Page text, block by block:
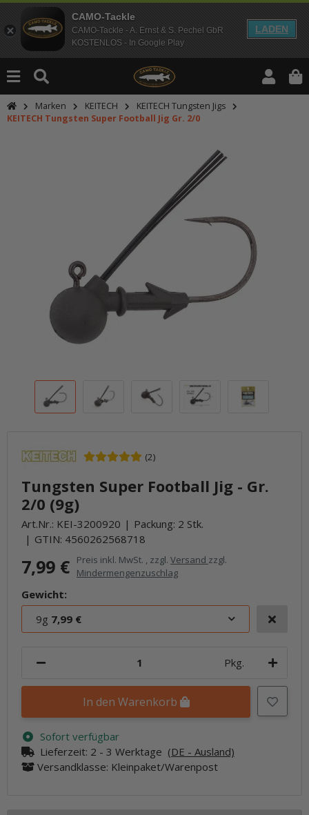
CAMO-Tackle
CAMO-Tackle - A. Ernst & S. Pechel GbR
KOSTENLOS - In Google Play
LADEN
Marken KEITECH
KEITECH Tungsten Jigs
KEITECH Tungsten Super Football Jig Gr. 2/0
(2)
Tungsten Super Football Jig - Gr.
2/0 (9g)
Art.Nr.: KEI-3200920
Packung: 2 Stk.
GTIN: 4560262568718
7,99 € Preis inkl. MwSt. , zzgl. Versand zzgl.
Mindermengenzuschlag
Gewicht:
9g 7,99 €
Pkg.
In den Warenkorb
Sofort verfügbar
Lieferzeit: 2 - 3 Werktage (DE - Ausland)
Versandklasse: Kleinpaket/Warenpost